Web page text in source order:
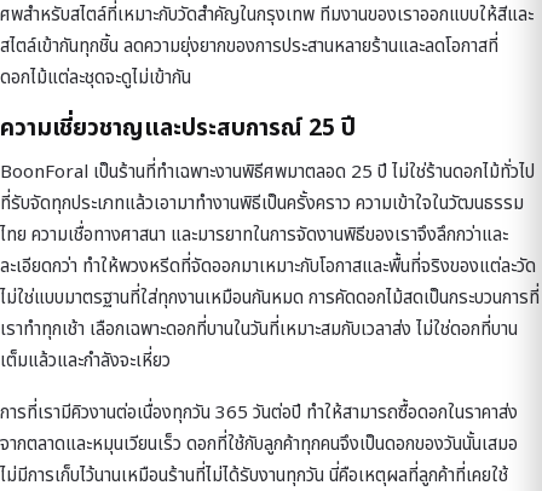
ศพสำหรับสไตล์ที่เหมาะกับวัดสำคัญในกรุงเทพ ทีมงานของเราออกแบบให้สีและ
สไตล์เข้ากันทุกชิ้น ลดความยุ่งยากของการประสานหลายร้านและลดโอกาสที่
ดอกไม้แต่ละชุดจะดูไม่เข้ากัน
ความเชี่ยวชาญและประสบการณ์ 25 ปี
BoonForal เป็นร้านที่ทำเฉพาะงานพิธีศพมาตลอด 25 ปี ไม่ใช่ร้านดอกไม้ทั่วไป
ที่รับจัดทุกประเภทแล้วเอามาทำงานพิธีเป็นครั้งคราว ความเข้าใจในวัฒนธรรม
ไทย ความเชื่อทางศาสนา และมารยาทในการจัดงานพิธีของเราจึงลึกกว่าและ
ละเอียดกว่า ทำให้พวงหรีดที่จัดออกมาเหมาะกับโอกาสและพื้นที่จริงของแต่ละวัด
ไม่ใช่แบบมาตรฐานที่ใส่ทุกงานเหมือนกันหมด การคัดดอกไม้สดเป็นกระบวนการที่
เราทำทุกเช้า เลือกเฉพาะดอกที่บานในวันที่เหมาะสมกับเวลาส่ง ไม่ใช่ดอกที่บาน
เต็มแล้วและกำลังจะเหี่ยว
การที่เรามีคิวงานต่อเนื่องทุกวัน 365 วันต่อปี ทำให้สามารถซื้อดอกในราคาส่ง
จากตลาดและหมุนเวียนเร็ว ดอกที่ใช้กับลูกค้าทุกคนจึงเป็นดอกของวันนั้นเสมอ
ไม่มีการเก็บไว้นานเหมือนร้านที่ไม่ได้รับงานทุกวัน นี่คือเหตุผลที่ลูกค้าที่เคยใช้